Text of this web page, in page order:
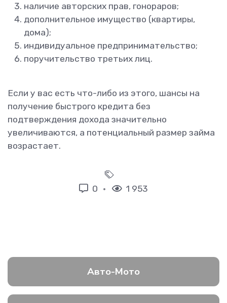
наличие авторских прав, гонораров;
дополнительное имущество (квартиры,
дома);
индивидуальное предпринимательство;
поручительство третьих лиц.
Если у вас есть что-либо из этого, шансы на
получение быстрого кредита без
подтверждения дохода значительно
увеличиваются, а потенциальный размер займа
возрастает.
0 1 953
Авто-Мото